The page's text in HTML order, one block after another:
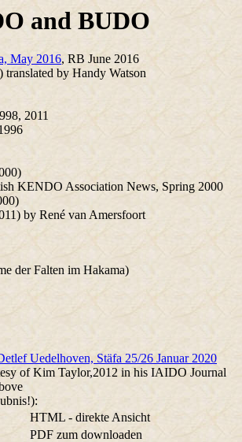
and BUDO
May 2016, RB June 2016
translated by Handy Watson
2011
KENDO Association News, Spring 2000
by René van Amersfoort
der Falten im Hakama)
Uedelhoven, Stäfa 25/26 Januar 2020
of Kim Taylor,2012 in his IAIDO Journal
HTML - direkte Ansicht
PDF zum downloaden